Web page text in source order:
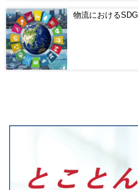
物流における